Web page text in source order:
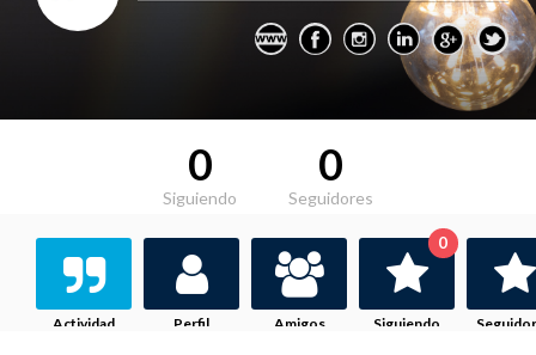
0
Siguiendo
0
Seguidores
Actividad Perfil Amigos Siguiendo
0